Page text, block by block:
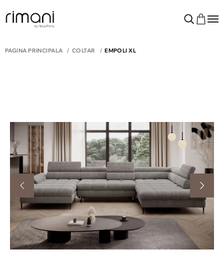
PAGINA PRINCIPALĂ COLTAR EMPOLI XL